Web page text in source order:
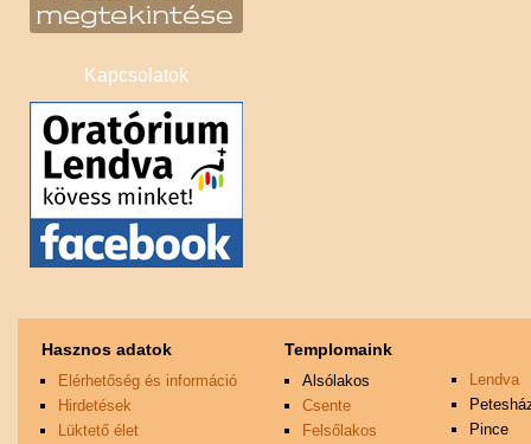
Kapcsolatok
Hasznos adatok
Elérhetőség és információ
Hirdetések
Lüktető élet
Templomaink
Alsólakos
Csente
Felsőlakos
Lendva
Pince